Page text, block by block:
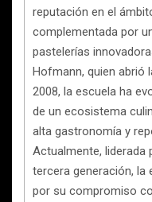
reputación en el
complementada por
pastelerías
Hofmann, quien abrió
2008, la escuela ha
de un ecosistema
alta gastronomía y
Actualmente, liderada
tercera generación, la
por su compromiso